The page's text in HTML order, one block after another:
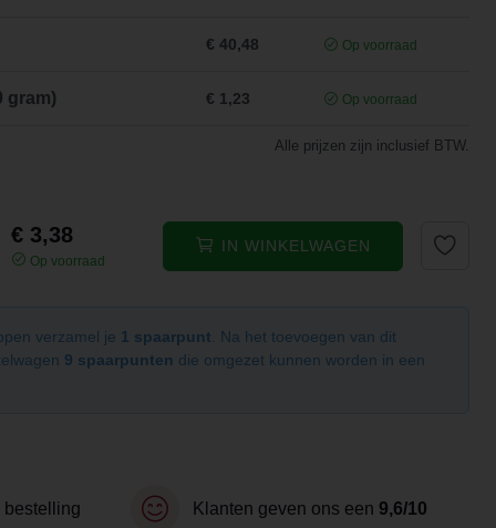
€ 40,48 Op voorraad
gram) € 1,23 Op voorraad
Alle prijzen zijn inclusief BTW.
€ 3,38
Op voorraad
IN WINKELWAGEN
verzamel je 1 spaarpunt . Na het toevoegen van dit
9 spaarpunten die omgezet kunnen worden in een
bestelling Klanten geven ons een 9,6/10